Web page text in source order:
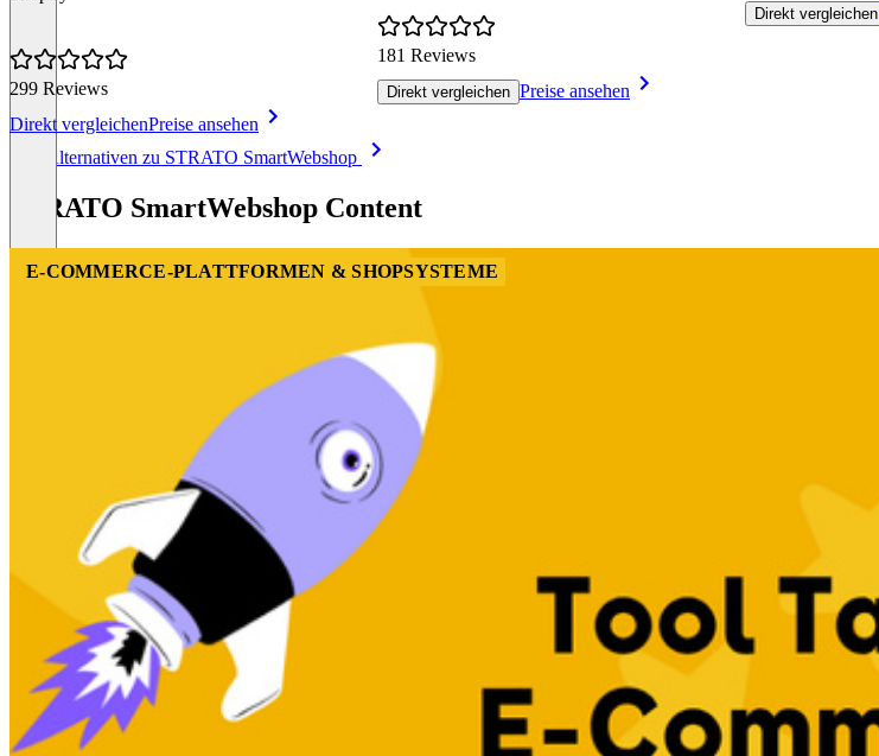
299 Reviews
Direkt vergleichenPreise ansehen
181 Reviews
Direkt vergleichen Preise ansehen
Direkt vergleichen
Alle Alternativen zu STRATO SmartWebshop
STRATO SmartWebshop Content
E-COMMERCE-PLATTFORMEN & SHOPSYSTEME